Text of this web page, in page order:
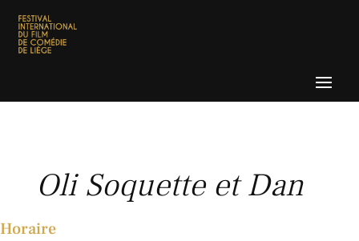
Oli Soquette et Dan
Horaire